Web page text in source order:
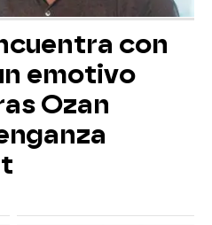
con
emotivo
Ozan